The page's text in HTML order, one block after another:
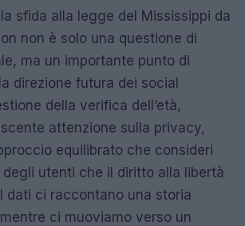
sfida alla legge del Mississippi da
non è solo una questione di
ma un importante punto di
direzione futura dei social
della verifica dell’età,
attenzione sulla privacy,
equilibrato che consideri
utenti che il diritto alla libertà
dati ci raccontano una storia
ci muoviamo verso un